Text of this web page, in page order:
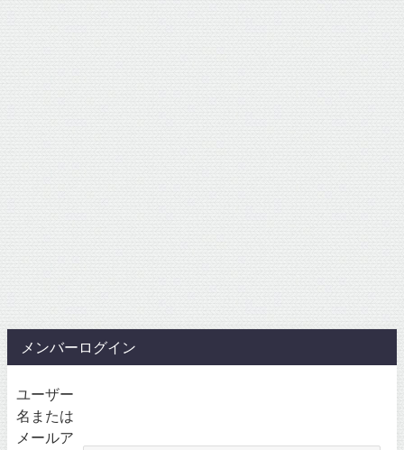
メンバーログイン
ユーザー
名または
メールア